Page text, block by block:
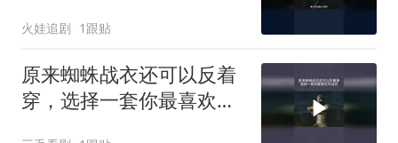
火娃追剧 1跟贴
原来蜘蛛战衣还可以反着
穿，选择一套你最喜欢的